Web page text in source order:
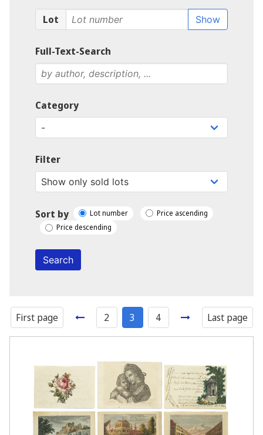
Lot Show
Full-Text-Search
Category
Filter
Sort by Lot number
Price ascending
Price descending
Search
First page 2 3 4 Last page